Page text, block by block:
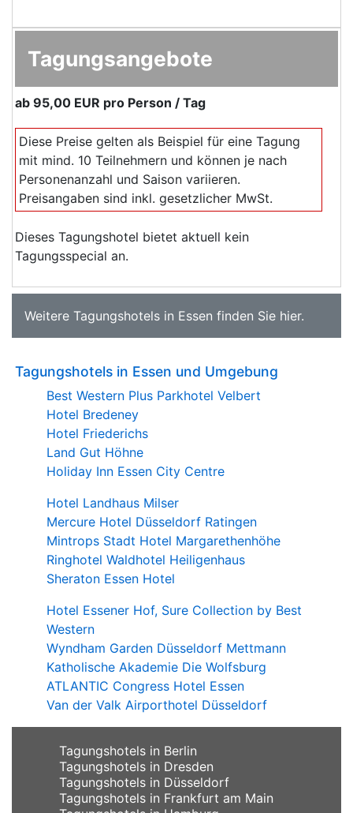
Tagungsangebote
ab 95,00 EUR pro Person / Tag
Diese Preise gelten als Beispiel für eine Tagung
mit mind. 10 Teilnehmern und können je nach
Personenanzahl und Saison variieren.
Preisangaben sind inkl. gesetzlicher MwSt.
Dieses Tagungshotel bietet aktuell kein
Tagungsspecial an.
Weitere Tagungshotels in Essen finden Sie hier.
Tagungshotels in Essen und Umgebung
Best Western Plus Parkhotel Velbert
Hotel Bredeney
Hotel Friederichs
Land Gut Höhne
Holiday Inn Essen City Centre
Hotel Landhaus Milser
Mercure Hotel Düsseldorf Ratingen
Mintrops Stadt Hotel Margarethenhöhe
Ringhotel Waldhotel Heiligenhaus
Sheraton Essen Hotel
Hotel Essener Hof, Sure Collection by Best
Western
Wyndham Garden Düsseldorf Mettmann
Katholische Akademie Die Wolfsburg
ATLANTIC Congress Hotel Essen
Van der Valk Airporthotel Düsseldorf
Tagungshotels in Berlin
Tagungshotels in Dresden
Tagungshotels in Düsseldorf
Tagungshotels in Frankfurt am Main